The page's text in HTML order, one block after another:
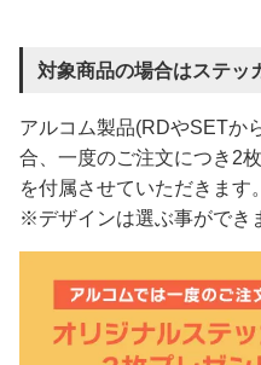
対象商品の場合はステッ
アルコム製品(RDやSETか
合、一度のご注文につき2
を付属させていただきます。
※デザインは選ぶ事ができ